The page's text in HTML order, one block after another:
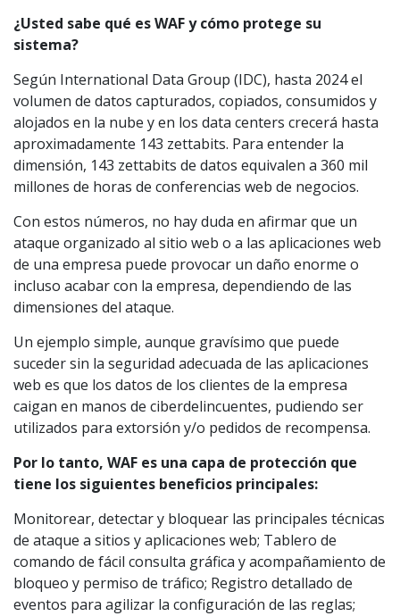
¿Usted sabe qué es WAF y cómo protege su
sistema?
Según International Data Group (IDC), hasta 2024 el
volumen de datos capturados, copiados, consumidos y
alojados en la nube y en los data centers crecerá hasta
aproximadamente 143 zettabits. Para entender la
dimensión, 143 zettabits de datos equivalen a 360 mil
millones de horas de conferencias web de negocios.
Con estos números, no hay duda en afirmar que un
ataque organizado al sitio web o a las aplicaciones web
de una empresa puede provocar un daño enorme o
incluso acabar con la empresa, dependiendo de las
dimensiones del ataque.
Un ejemplo simple, aunque gravísimo que puede
suceder sin la seguridad adecuada de las aplicaciones
web es que los datos de los clientes de la empresa
caigan en manos de ciberdelincuentes, pudiendo ser
utilizados para extorsión y/o pedidos de recompensa.
Por lo tanto, WAF es una capa de protección que
tiene los siguientes beneficios principales:
Monitorear, detectar y bloquear las principales técnicas
de ataque a sitios y aplicaciones web; Tablero de
comando de fácil consulta gráfica y acompañamiento de
bloqueo y permiso de tráfico; Registro detallado de
eventos para agilizar la configuración de las reglas;